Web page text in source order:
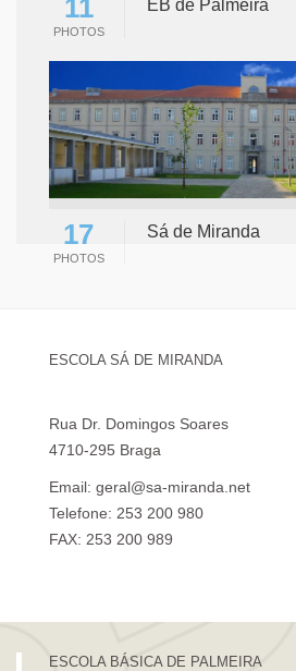
11
PHOTOS
EB de Palmeira
17
PHOTOS
Sá de Miranda
ESCOLA SÁ DE MIRANDA
Rua Dr. Domingos Soares
4710-295 Braga
Email: geral@sa-miranda.net
Telefone: 253 200 980
FAX: 253 200 989
ESCOLA BÁSICA DE PALMEIRA